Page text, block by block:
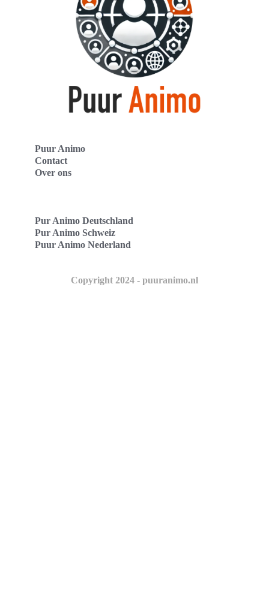
Puur Animo
Contact
Over ons
Pur Animo Deutschland
Pur Animo Schweiz
Puur Animo Nederland
Copyright 2024 - puuranimo.nl